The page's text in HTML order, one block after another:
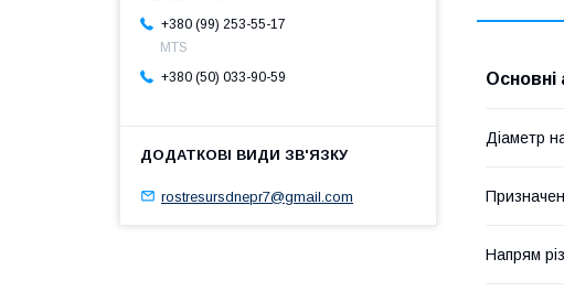
Основні
Діаметр
Напрям
+380 (99) 253-55-17
MTS
+380 (50) 033-90-59
rostresursdnepr7@gmail.com